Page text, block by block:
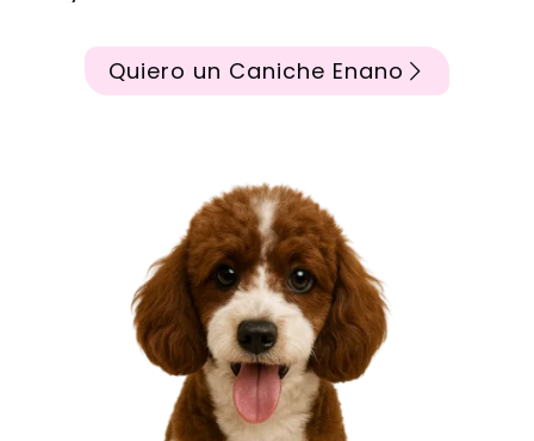
Quiero un Caniche Enano